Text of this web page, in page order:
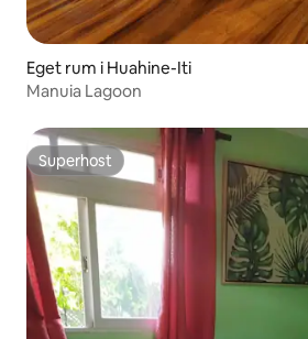
Eget rum i Huahine-Iti
Manuia Lagoon
Superhost
Superhost